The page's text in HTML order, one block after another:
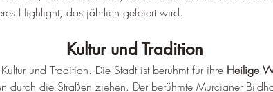
Highlight, das jährlich gefeiert wird.
Kultur und Tradition
und Tradition. Die Stadt ist berühmt für ihre Heilige
durch die Straßen ziehen. Der berühmte Murcianer